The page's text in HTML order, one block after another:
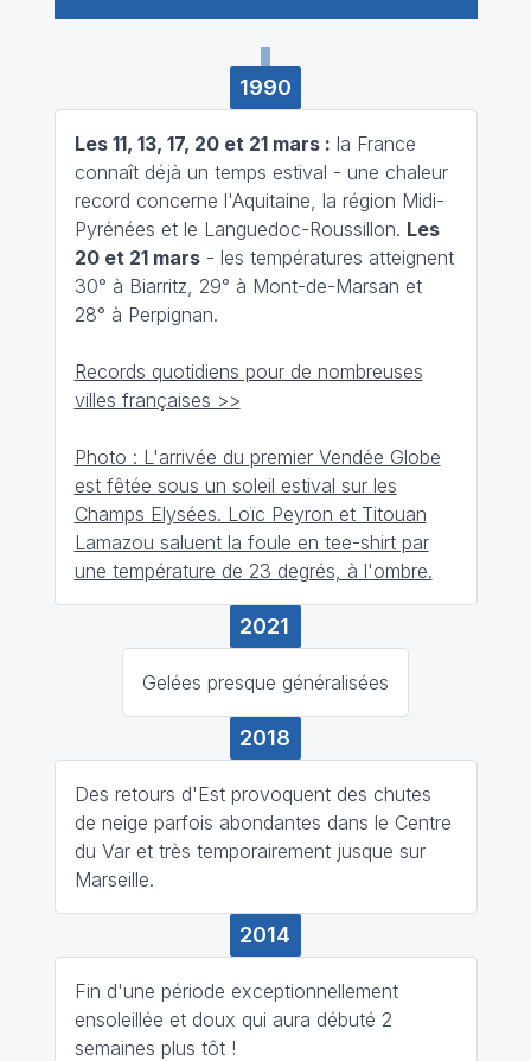
1990
Les 11, 13, 17, 20 et 21 mars : la France
connaît déjà un temps estival - une chaleur
record concerne l'Aquitaine, la région Midi-
Pyrénées et le Languedoc-Roussillon. Les
20 et 21 mars- les températures atteignent
30° à Biarritz, 29° à Mont-de-Marsan et
28° à Perpignan.
Records quotidiens pour de nombreuses
villes françaises >>
Photo : L'arrivée du premier Vendée Globe
est fêtée sous un soleil estival sur les
Champs Elysées. Loïc Peyron et Titouan
Lamazou saluent la foule en tee-shirt par
une température de 23 degrés, à l'ombre.
2021
Gelées presque généralisées
2018
Des retours d'Est provoquent des chutes
de neige parfois abondantes dans le Centre
du Var et très temporairement jusque sur
Marseille.
2014
Fin d'une période exceptionnellement
ensoleillée et doux qui aura débuté 2
semaines plus tôt !